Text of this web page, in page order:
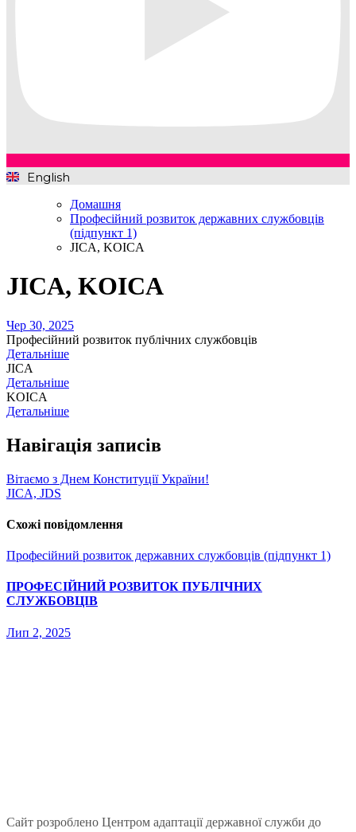
English
Домашня
Професійний розвиток державних службовців
(підпункт 1)
JICA, KOICA
JICA, KOICA
Чер 30, 2025
Професійний розвиток публічних службовців
Детальніше
JICA
Детальніше
KOICA
Детальніше
Навігація записів
Вітаємо з Днем Конституції України!
JICA, JDS
Схожі повідомлення
Професійний розвиток державних службовців (підпункт 1)
ПРОФЕСІЙНИЙ РОЗВИТОК ПУБЛІЧНИХ
СЛУЖБОВЦІВ
Лип 2, 2025
Сайт розроблено Центром адаптації державної служби до